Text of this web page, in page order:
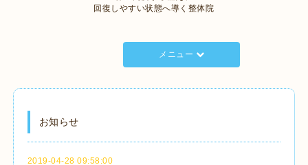
回復しやすい状態へ導く整体院
メニュー
お知らせ
2019-04-28 09:58:00